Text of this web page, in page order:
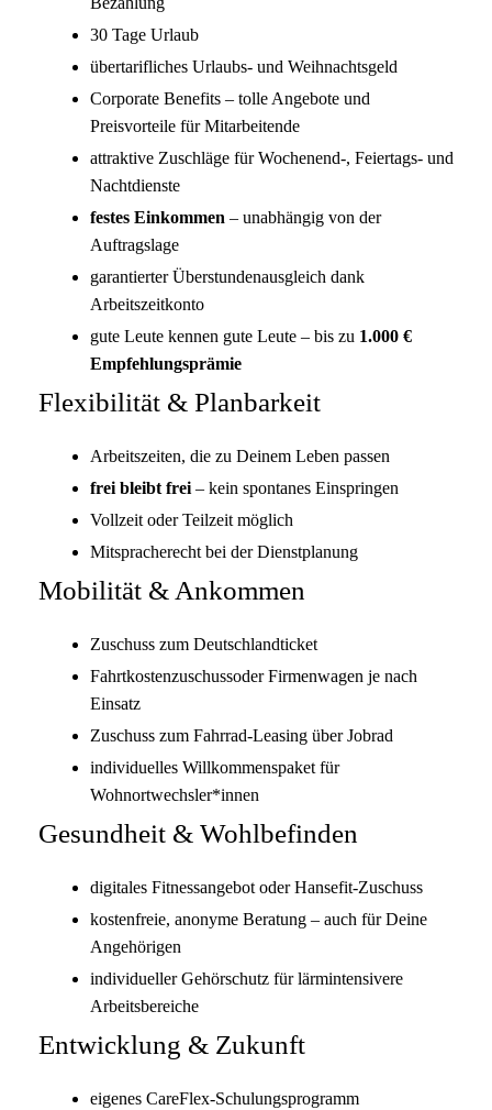
30 Tage Urlaub
übertarifliches Urlaubs- und Weihnachtsgeld
Corporate Benefits – tolle Angebote und
Preisvorteile für Mitarbeitende
attraktive Zuschläge für Wochenend-, Feiertags- und
Nachtdienste
festes Einkommen – unabhängig von der
Auftragslage
garantierter Überstundenausgleich dank
Arbeitszeitkonto
gute Leute kennen gute Leute – bis zu 1.000 €
Empfehlungsprämie
Flexibilität & Planbarkeit
Arbeitszeiten, die zu Deinem Leben passen
frei bleibt frei – kein spontanes Einspringen
Vollzeit oder Teilzeit möglich
Mitspracherecht bei der Dienstplanung
Mobilität & Ankommen
Zuschuss zum Deutschlandticket
Fahrtkostenzuschussoder Firmenwagen je nach
Einsatz
Zuschuss zum Fahrrad-Leasing über Jobrad
individuelles Willkommenspaket für
Wohnortwechsler*innen
Gesundheit & Wohlbefinden
digitales Fitnessangebot oder Hansefit-Zuschuss
kostenfreie, anonyme Beratung – auch für Deine
Angehörigen
individueller Gehörschutz für lärmintensivere
Arbeitsbereiche
Entwicklung & Zukunft
eigenes CareFlex-Schulungsprogramm